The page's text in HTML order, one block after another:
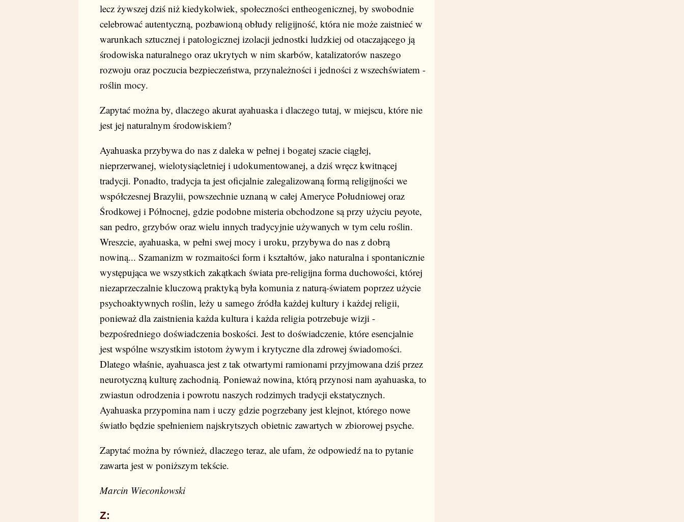
lecz żywszej dziś niż kiedykolwiek, społeczności entheogenicznej, by swobodnie
celebrować autentyczną, pozbawioną obłudy religijność, która nie może zaistnieć w
warunkach sztucznej i patologicznej izolacji jednostki ludzkiej od otaczającego ją
środowiska naturalnego oraz ukrytych w nim skarbów, katalizatorów naszego
rozwoju oraz poczucia bezpieczeństwa, przynależności i jedności z wszechświatem -
roślin mocy.
Zapytać można by, dlaczego akurat ayahuaska i dlaczego tutaj, w miejscu, które nie
jest jej naturalnym środowiskiem?
Ayahuaska przybywa do nas z daleka w pełnej i bogatej szacie ciągłej,
nieprzerwanej, wielotysiącletniej i udokumentowanej, a dziś wręcz kwitnącej
tradycji. Ponadto, tradycja ta jest oficjalnie zalegalizowaną formą religijności we
współczesnej Brazylii, powszechnie uznaną w całej Ameryce Południowej oraz
Środkowej i Północnej, gdzie podobne misteria obchodzone są przy użyciu peyote,
san pedro, grzybów oraz wielu innych tradycyjnie używanych w tym celu roślin.
Wreszcie, ayahuaska, w pełni swej mocy i uroku, przybywa do nas z dobrą
nowiną... Szamanizm w rozmaitości form i kształtów, jako naturalna i spontanicznie
występująca we wszystkich zakątkach świata pre-religijna forma duchowości, której
niezaprzeczalnie kluczową praktyką była komunia z naturą-światem poprzez użycie
psychoaktywnych roślin, leży u samego źródła każdej kultury i każdej religii,
ponieważ dla zaistnienia każda kultura i każda religia potrzebuje wizji -
bezpośredniego doświadczenia boskości. Jest to doświadczenie, które esencjalnie
jest wspólne wszystkim istotom żywym i krytyczne dla zdrowej świadomości.
Dlatego właśnie, ayahuasca jest z tak otwartymi ramionami przyjmowana dziś przez
neurotyczną kulturę zachodnią. Ponieważ nowina, którą przynosi nam ayahuaska, to
zwiastun odrodzenia i powrotu naszych rodzimych tradycji ekstatycznych.
Ayahuaska przypomina nam i uczy gdzie pogrzebany jest klejnot, którego nowe
światło będzie spełnieniem najskrytszych obietnic zawartych w zbiorowej psyche.
Zapytać można by również, dlaczego teraz, ale ufam, że odpowiedź na to pytanie
zawarta jest w poniższym tekście.
Marcin Wieconkowski
Z: